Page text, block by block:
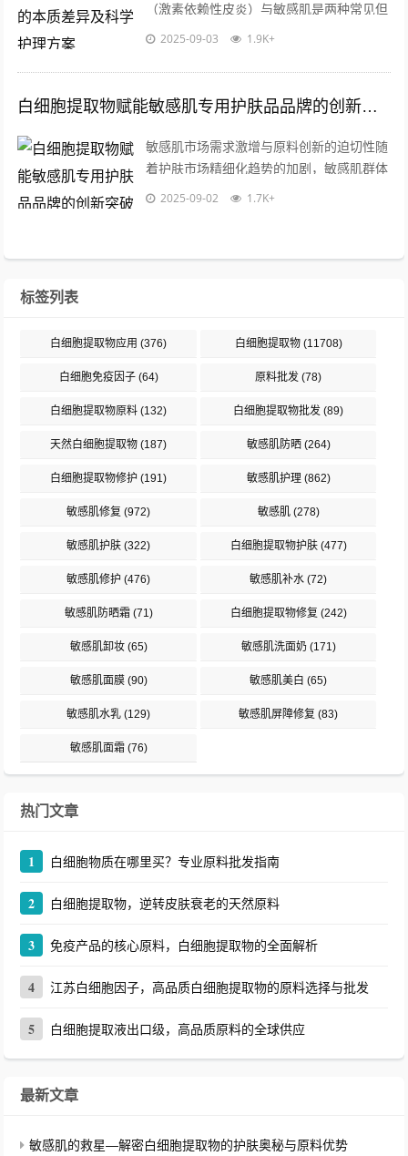
（激素依赖性皮炎）与敏感肌是两种常见但
成因完全不同的皮肤问题，激素脸是由于长
致...
2025-09-03 1.9K+
白细胞提取物赋能敏感肌专用护肤品品牌的创新突破
敏感肌市场需求激增与原料创新的迫切性随
着护肤市场精细化趋势的加剧，敏感肌群体
对安全、高效护肤品的需求呈现爆发式增
2025-09-02 1.7K+
标签列表
白细胞提取物应用 (376) 白细胞提取物(11708)
白细胞免疫因子(64) 原料批发 (78)
白细胞提取物原料 (132) 白细胞提取物批发 (89)
天然白细胞提取物 (187) 敏感肌防晒(264)
白细胞提取物修护 (191) 敏感肌护理(862)
敏感肌修复 (972) 敏感肌(278)
敏感肌护肤 (322) 白细胞提取物护肤(477)
敏感肌修护 (476) 敏感肌补水 (72)
敏感肌防晒霜(71) 白细胞提取物修复 (242)
敏感肌卸妆(65) 敏感肌洗面奶(171)
敏感肌面膜(90) 敏感肌美白 (65)
敏感肌水乳 (129) 敏感肌屏障修复 (83)
敏感肌面霜(76)
热门文章
1 白细胞物质在哪里买？专业原料批发指南
2 白细胞提取物，逆转皮肤衰老的天然原料
3 免疫产品的核心原料，白细胞提取物的全面解析
4 江苏白细胞因子，高品质白细胞提取物的原料选择与批发
5 白细胞提取液出口级，高品质原料的全球供应
最新文章
敏感肌的救星—解密白细胞提取物的护肤奥秘与原料优势